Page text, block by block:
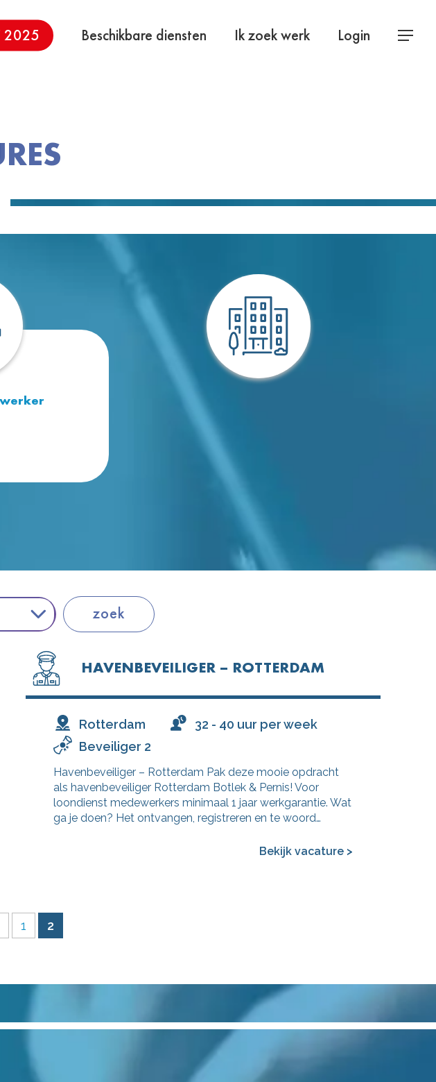
2025 Beschikbare diensten Ik zoek werk Login Menu
HAVENBEVEILIGER – ROTTERDAM
Rotterdam
32 - 40 uur per week
Beveiliger 2
Havenbeveiliger – Rotterdam Pak deze mooie opdracht
als havenbeveiliger Rotterdam Botlek & Pernis! Voor
loondienst medewerkers minimaal 1 jaar werkgarantie. Wat
ga je doen? Het ontvangen, registreren en te woord…
Bekijk vacature >
1 2